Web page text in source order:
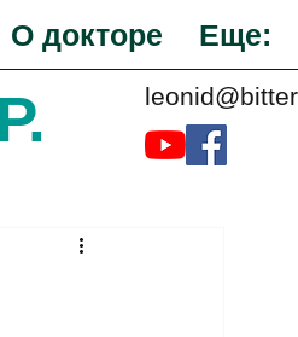
О докторе Еще: